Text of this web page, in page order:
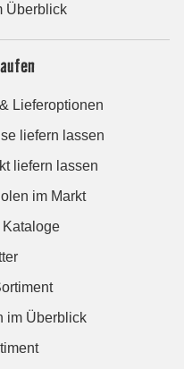
Überblick
Lieferoptionen
liefern lassen
liefern lassen
im Markt
Kataloge
im Überblick